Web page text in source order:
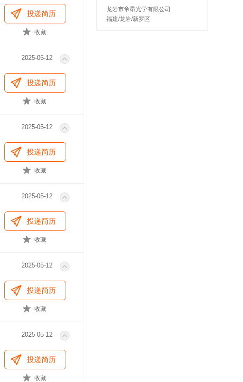
投递简历
收藏
2025-05-12
投递简历
收藏
2025-05-12
投递简历
收藏
2025-05-12
投递简历
收藏
2025-05-12
投递简历
收藏
2025-05-12
投递简历
收藏
龙岩市帝昂光学有限公司
福建/龙岩/新罗区